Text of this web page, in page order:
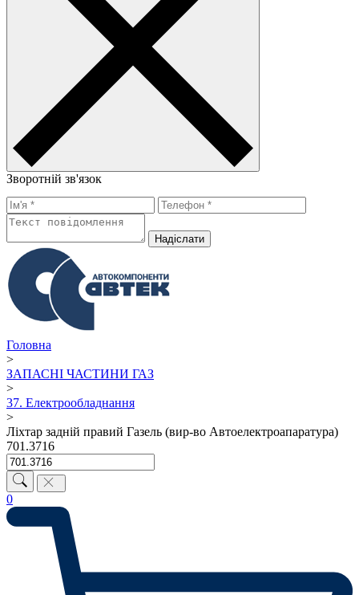
Зворотній зв'язок
Надiслати
Головна
>
ЗАПАСНІ ЧАСТИНИ ГАЗ
>
37. Електрообладнання
>
Ліхтар задній правий Газель (вир-во Автоелектроапаратура)
701.3716
0